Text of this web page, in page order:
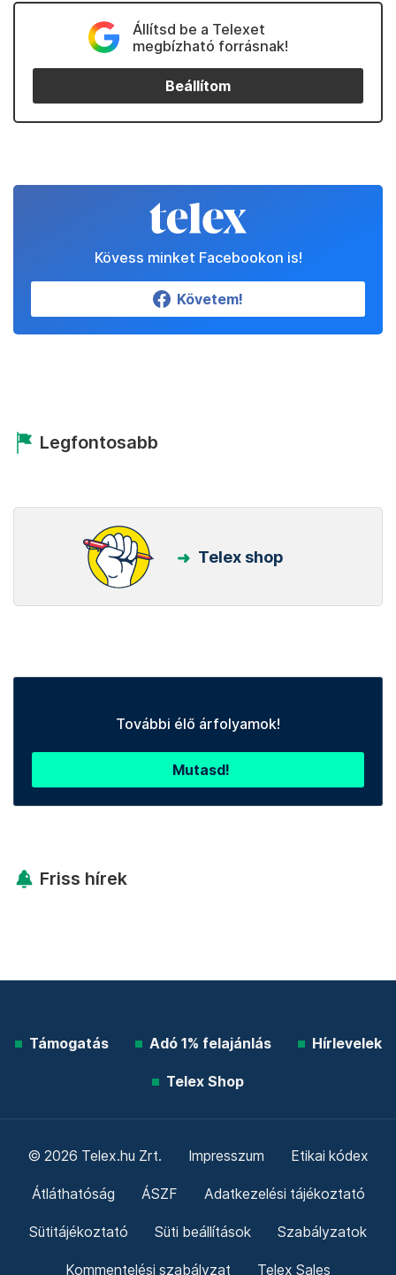
Állítsd be a Telexet
megbízható forrásnak!
Beállítom
Kövess minket Facebookon is!
Követem!
Legfontosabb
Telex shop
További élő árfolyamok!
Mutasd!
Friss hírek
Támogatás Adó 1% felajánlás Hírlevelek
Telex Shop
© 2026 Telex.hu Zrt. Impresszum Etikai kódex
Átláthatóság ÁSZF Adatkezelési tájékoztató
Sütitájékoztató Süti beállítások Szabályzatok
Kommentelési szabályzat Telex Sales